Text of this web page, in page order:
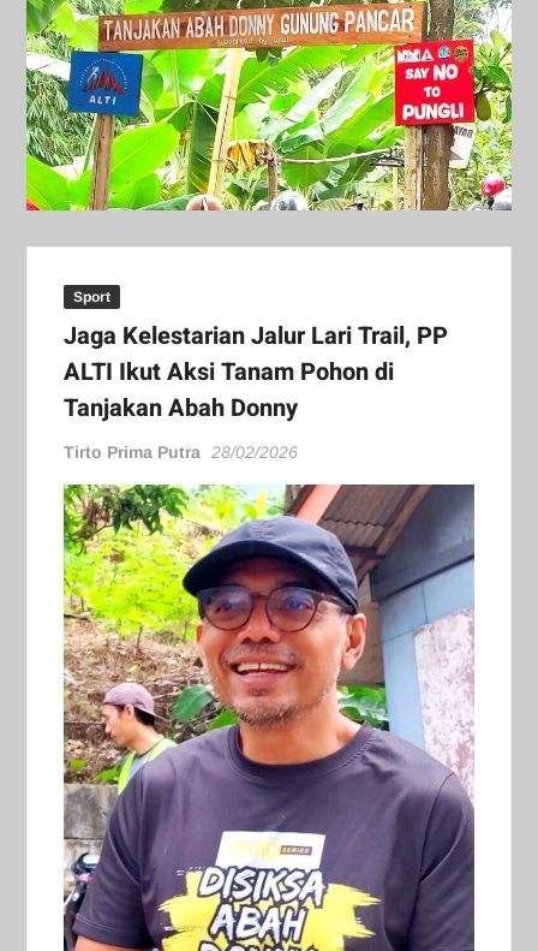
Sport
Jaga Kelestarian Jalur Lari Trail, PP
ALTI Ikut Aksi Tanam Pohon di
Tanjakan Abah Donny
Tirto Prima Putra 28/02/2026